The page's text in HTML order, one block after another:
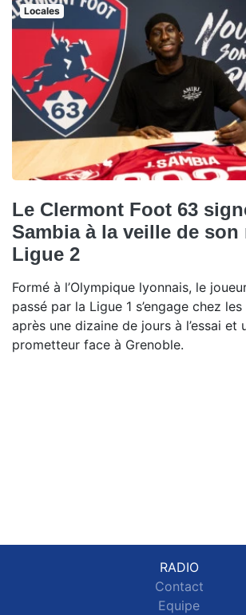
Locales
Le Clermont Foot 63
Sambia à la veille de son
Ligue 2
Formé à l’Olympique lyonnais, le
passé par la Ligue 1 s’engage chez
après une dizaine de jours à l’essai et
prometteur face à Grenoble.
RADIO
Contact
Equipe